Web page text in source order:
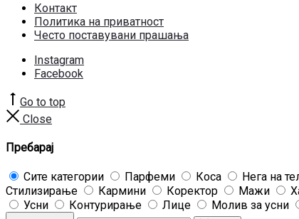
Контакт
Политика на приватност
Често поставувани прашања
Instagram
Facebook
Go to top
Close
Пребарај
Сите категории Парфеми Коса Нега на
Стилизирање
Кармини Коректор Мажи
Усни
Контурирање Лице Молив за усни